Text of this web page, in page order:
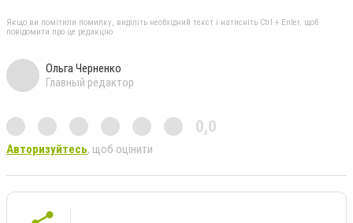
Якщо ви помітили помилку, виділіть необхідний текст і натисніть Ctrl + Enter, щоб
повідомити про це редакцію
Ольга Черненко
Главный редактор
0,0
Авторизуйтесь, щоб оцінити